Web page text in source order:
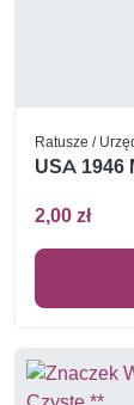
Ratusze /
USA 1946
2,00 zł